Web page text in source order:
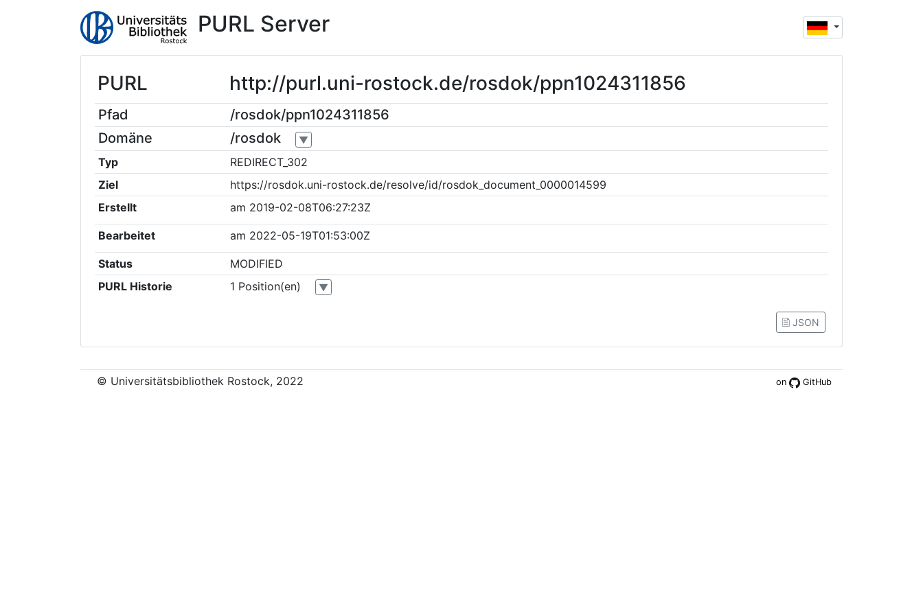
PURL Server
PURL http://purl.uni-rostock.de/rosdok/ppn1024311856
Pfad
/rosdok/ppn1024311856
Domäne
/rosdok ▼
Typ
REDIRECT_302
Ziel
https://rosdok.uni-rostock.de/resolve/id/rosdok_document_0000014599
Erstellt
am 2019-02-08T06:27:23Z
Bearbeitet am 2022-05-19T01:53:00Z
Status
MODIFIED
PURL Historie
1 Position(en) ▼
🗎 JSON
on GitHub
© Universitätsbibliothek Rostock, 2022